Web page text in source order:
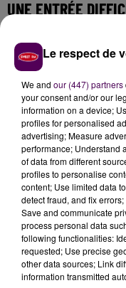
UNE ENTRÉE
Dans ces
d’aborder les
et beaucoup
aussi celui qui est
"L’Alezan", c’estle
marché du travail.
préfèreront pas
cursus normal, que
va manquer de la
Chauvin, qui ne
immédiate des
simplement que la
davantage
prévient :"C’est
Le respect de
We and our (447) partners
your consent and/or our
information on a device;
profiles for personalised
advertising; Measure
performance; Understand
of data from different
profiles to personalise
content; Use limited data
detect fraud, and fix
Save and communicate
process personal data
following functionalities:
requested; Use precise
other data sources; Link
information transmitted